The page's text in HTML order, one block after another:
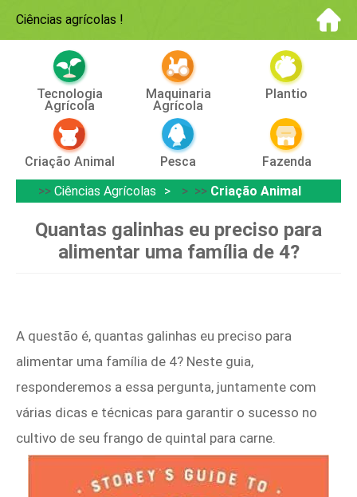
Ciências agrícolas !
Tecnologia
Agrícola
Maquinaria
Agrícola
Plantio
Criação Animal Pesca
Fazenda
>> Ciências Agrícolas > >> Criação Animal
Quantas galinhas eu preciso para
alimentar uma família de 4?
A questão é, quantas galinhas eu preciso para
alimentar uma família de 4? Neste guia,
responderemos a essa pergunta, juntamente com
várias dicas e técnicas para garantir o sucesso no
cultivo de seu frango de quintal para carne.